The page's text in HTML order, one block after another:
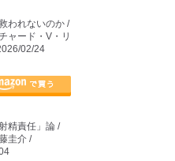
われないのか /
ャード・V・リ
02/24
精責任」論 /
圭介 /